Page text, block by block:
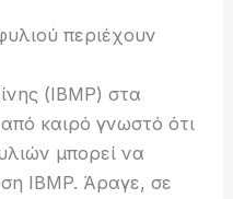
περιέχουν
(IBMP) στα
καιρό γνωστό ότι
μπορεί να
IBMP. Άραγε, σε